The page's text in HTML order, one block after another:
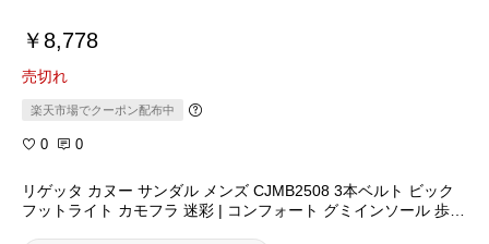
￥8,778
売切れ
楽天市場でクーポン配布中
0 0
リゲッタ カヌー サンダル メンズ CJMB2508 3本ベルト ビック
フットライト カモフラ 迷彩 | コンフォート グミインソール 歩き